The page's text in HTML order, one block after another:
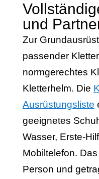
und
Zur
passender
normgerechtes
Kletterhelm. Die
Ausrüstungsliste
geeignetes
Wasser, Erste-
Mobiltelefon.
Person und